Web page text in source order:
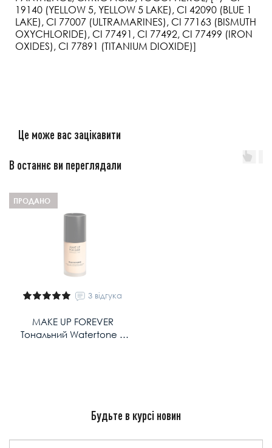
19140 (YELLOW 5, YELLOW 5 LAKE), CI 42090 (BLUE 1
LAKE), CI 77007 (ULTRAMARINES), CI 77163 (BISMUTH
OXYCHLORIDE), CI 77491, CI 77492, CI 77499 (IRON
OXIDES), CI 77891 (TITANIUM DIOXIDE)]
Це може вас зацікавити
В останнє ви переглядали
ПРОДАНО
MAKE UP FOREVER
Тональний Watertone у
3 відгука
Будьте в курсі новин